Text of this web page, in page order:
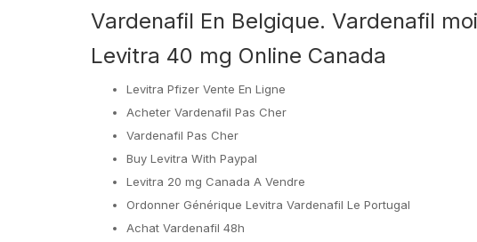
Vardenafil En Belgique. Vardenafil
Levitra 40 mg Online Canada
Levitra Pfizer Vente En Ligne
Acheter Vardenafil Pas Cher
Vardenafil Pas Cher
Buy Levitra With Paypal
Levitra 20 mg Canada A Vendre
Ordonner Générique Levitra Vardenafil Le Portugal
Achat Vardenafil 48h